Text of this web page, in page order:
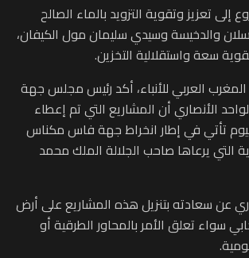
تعزيز وتقوية التزويد بالماء الصالح
والدخيسة وسيدي سليمان مول الكيفان،
سعة واستقلالية التخزين.
العربي للأنباء، أكد رئيس مجلس جهة
الأنصاري أن المشاريع التي تم إعطاء
تأتي في إطار انخراط جهة فاس مكناس
التي يرعاها صاحب الجلالة الملك محمد
عن سعادته بتنزيل هذه المشاريع على أرض
سواء تعلق الأمر بالمحاور الطرقية أو